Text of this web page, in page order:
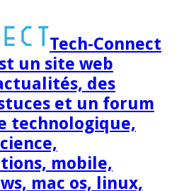
Tech-Connect
un site web
des
et un forum
technologique,
mobile,
mac os, linux,